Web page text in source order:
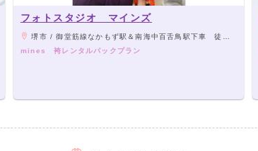
フォトスタジオ マインズ
堺市 / 御堂筋線なかもず駅＆南海中百舌鳥駅下車 徒歩30秒
mines 袴レンタルパックプラン